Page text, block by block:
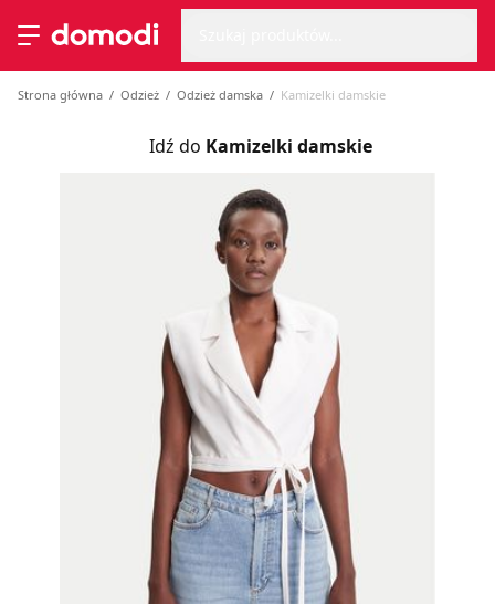
Przełącz menu
Strona główna
Strona główna Odzież Odzież damska Kamizelki damskie
Idź do Kamizelki damskie